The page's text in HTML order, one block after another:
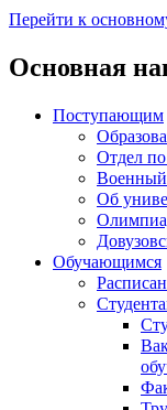
Перейти к
Основная
Поступающим
Отдел
Об
Обучающимся